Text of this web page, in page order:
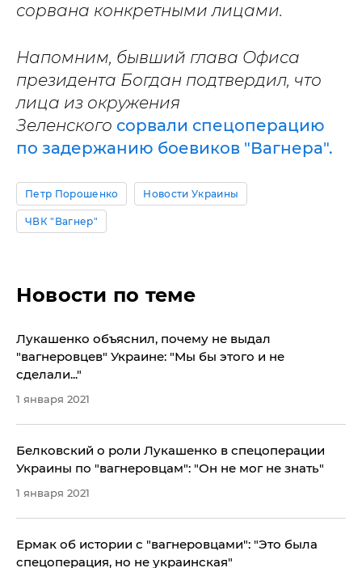
сорвана конкретными лицами.
Напомним, бывший глава Офиса
президента Богдан подтвердил, что
лица из окружения
Зеленского сорвали спецоперацию
по задержанию боевиков "Вагнера".
Петр Порошенко Новости Украины
ЧВК "Вагнер"
Новости по теме
Лукашенко объяснил, почему не выдал
"вагнеровцев" Украине: "Мы бы этого и не
сделали..."
1 января 2021
​Белковский о роли Лукашенко в спецоперации
Украины по "вагнеровцам": "Он не мог не знать"
1 января 2021
​Ермак об истории с "вагнеровцами": "Это была
спецоперация, но не украинская"